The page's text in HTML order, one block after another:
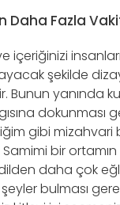
Daha Fazla
ve içeriğinizi
şekilde
Bunun yanında
dokunması
gibi mizahvari
bir ortamın
daha çok
bulması